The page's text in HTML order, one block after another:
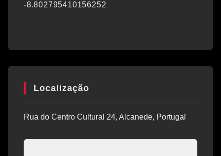
-8.802795410156252
Localização
Rua do Centro Cultural 24, Alcanede, Portugal